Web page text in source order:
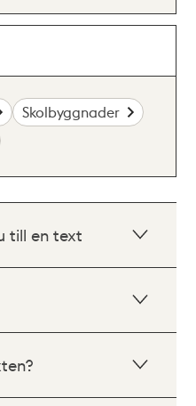
Skolbyggnader
till en text